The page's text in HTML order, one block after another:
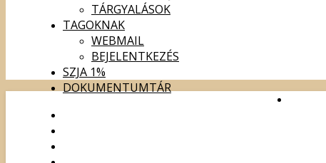
TÁRGYALÁSOK
TAGOKNAK
WEBMAIL
BEJELENTKEZÉS
SZJA 1%
DOKUMENTUMTÁR